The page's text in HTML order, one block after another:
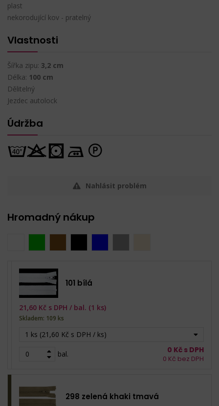
plast
nekorodující kov - pratelný
Vlastnosti
Šířka zipu: 3,2 cm
Délka: 100 cm
Dělitelný
Jezdec autolock
Údržba
Nahlásit problém
Hromadný nákup
101 bílá
1 ks (21,60 Kč s DPH / ks)
bal.
21,60 Kč s DPH / bal. (1 ks)
Skladem: 109 ks
0 Kč s DPH
0 Kč bez DPH
298 zelená khaki tmavá